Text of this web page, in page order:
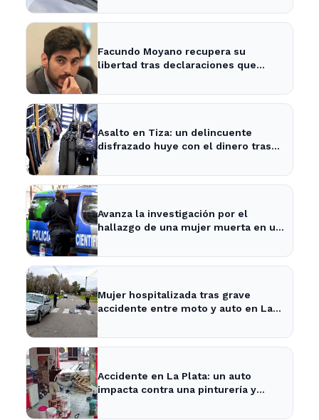
Facundo Moyano recupera su
libertad tras declaraciones que
Asalto en Tiza: un delincuente
disfrazado huye con el dinero tras
Avanza la investigación por el
hallazgo de una mujer muerta en un
Mujer hospitalizada tras grave
accidente entre moto y auto en La
Accidente en La Plata: un auto
impacta contra una pinturería y